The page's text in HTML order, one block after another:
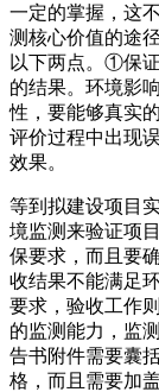
一定的掌握，这
测核心价值的途
以下两点。①保
的结果。环境影
性，要能够真实
评价过程中出现
效果。
等到拟建设项目
境监测来验证项
保要求，而且要
收结果不能满足
要求，验收工作
的监测能力，监
告书附件需要囊
格，而且需要加